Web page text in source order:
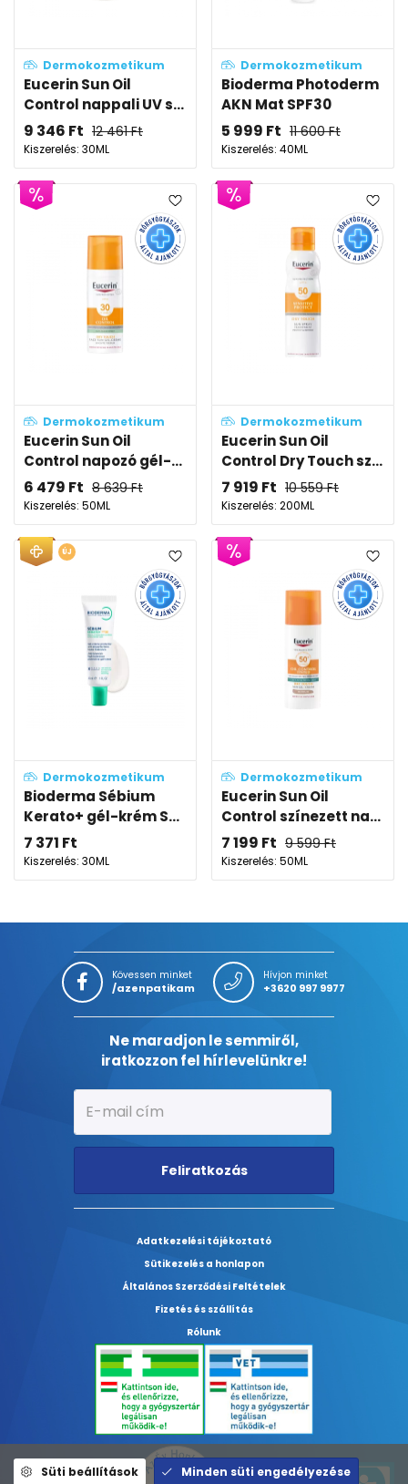
Dermokozmetikum
Eucerin Sun Oil
Control nappali UV s...
9 346 Ft 12 461Ft
Kiszerelés: 30ML
Dermokozmetikum
Bioderma Photoderm
AKN Mat SPF30
5 999 Ft 11 600Ft
Kiszerelés: 40ML
Dermokozmetikum
Eucerin Sun Oil
Control napozó gél-...
6 479 Ft 8 639Ft
Kiszerelés: 50ML
Dermokozmetikum
Eucerin Sun Oil
Control Dry Touch sz...
7 919 Ft 10 559Ft
Kiszerelés: 200ML
Dermokozmetikum
Bioderma Sébium
Kerato+ gél-krém S...
7 371 Ft
Kiszerelés: 30ML
ÚJ
Dermokozmetikum
Eucerin Sun Oil
Control színezett na...
7 199 Ft 9 599Ft
Kiszerelés: 50ML
Kövessen minket
/azenpatikam
Hívjon minket
+3620 997 9977
Ne maradjon le semmiről,
iratkozzon fel hírlevelünkre!
Feliratkozás
Adatkezelési tájékoztató
Sütikezelés a honlapon
Általános Szerződési Feltételek
Fizetés és szállítás
Rólunk
Süti beállítások Minden süti engedélyezése